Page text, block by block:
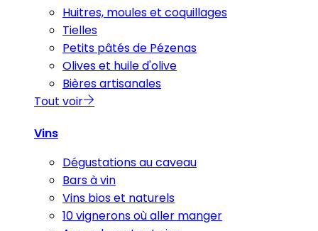
Huitres, moules et coquillages
Tielles
Petits pâtés de Pézenas
Olives et huile d'olive
Bières artisanales
Tout voir
Vins
Dégustations au caveau
Bars à vin
Vins bios et naturels
10 vignerons où aller manger